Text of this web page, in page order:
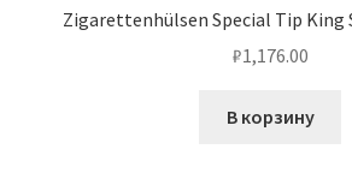
Zigarettenhülsen Special Tip King
₽1,176.00
В корзину